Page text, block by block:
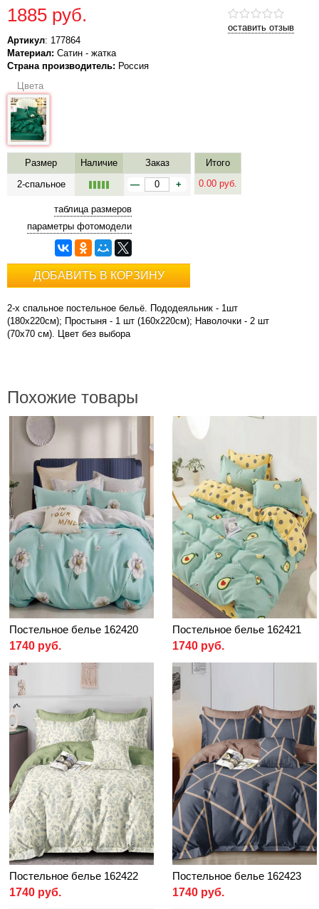
оставить отзыв
1885 руб.
Артикул: 177864
Материал: Сатин - жатка
Страна производитель: Россия
Цвета
Размер Наличие
Заказ
2-спальное
— +
Итого
0.00 руб.
таблица размеров
параметры фотомодели
ДОБАВИТЬ В КОРЗИНУ
2-х спальное постельное бельё. Пододеяльник - 1шт
(180х220см); Простыня - 1 шт (160х220см); Наволочки - 2 шт
(70х70 см). Цвет без выбора
Похожие товары
Постельное белье 162420
1740 руб.
Постельное белье 162421
1740 руб.
Постельное белье 162422
1740 руб.
Постельное белье 162423
1740 руб.